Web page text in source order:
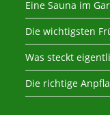
Eine Sauna im
Die wichtigsten
Was steckt
Die richtige